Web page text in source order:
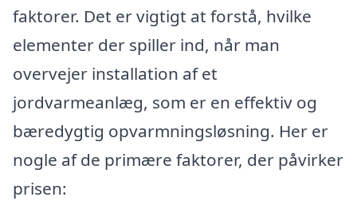
faktorer. Det er vigtigt at forstå, hvilke
elementer der spiller ind, når man
overvejer installation af et
jordvarmeanlæg, som er en effektiv og
bæredygtig opvarmningsløsning. Her er
nogle af de primære faktorer, der påvirker
prisen: